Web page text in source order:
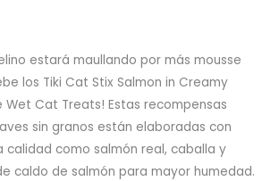
estará maullando por más mousse
los Tiki Cat Stix Salmon in Creamy
Wet Cat Treats! Estas recompensas
sin granos están elaboradas con
como salmón real, caballa y
caldo de salmón para mayor humedad.